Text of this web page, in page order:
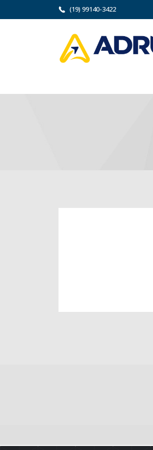
(19) 99140-3422